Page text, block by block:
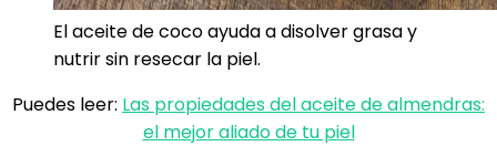
El aceite de coco ayuda a disolver grasa y
nutrir sin resecar la piel.
Puedes leer: Las propiedades del aceite de almendras:
el mejor aliado de tu piel